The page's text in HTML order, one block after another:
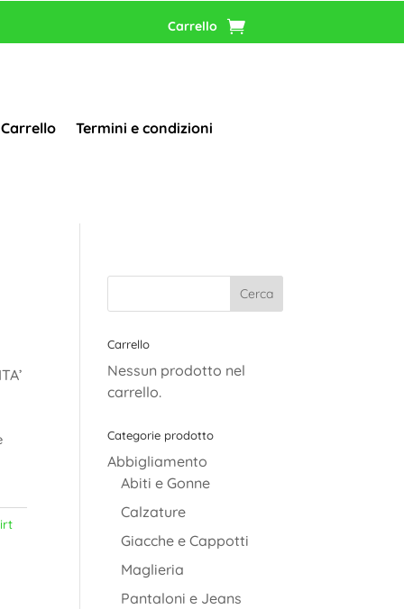
Carrello
Carrello Termini e condizioni
Carrello
Nessun prodotto nel
carrello.
Categorie prodotto
Abbigliamento
Abiti e Gonne
Calzature
Giacche e Cappotti
Maglieria
Pantaloni e Jeans